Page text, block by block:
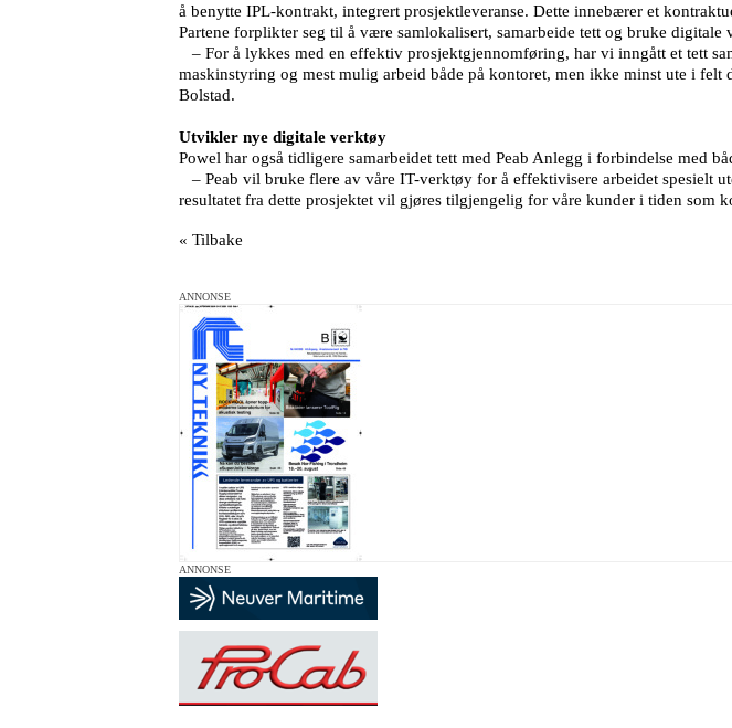
å benytte IPL-kontrakt, integrert prosjektleveranse. Dette innebærer et
Partene forplikter seg til å være samlokalisert, samarbeide tett og bruke
– For å lykkes med en effektiv prosjektgjennomføring, har vi inngått et tett
maskinstyring og mest mulig arbeid både på kontoret, men ikke minst ute i
Bolstad.
Utvikler nye digitale verktøy
Powel har også tidligere samarbeidet tett med Peab Anlegg i forbindelse med
– Peab vil bruke flere av våre IT-verktøy for å effektivisere arbeidet spesielt
resultatet fra dette prosjektet vil gjøres tilgjengelig for våre kunder i tiden som
« Tilbake
ANNONSE
ANNONSE